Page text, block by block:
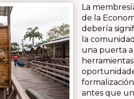
La
de la
debería
la
una puerta a
antes que